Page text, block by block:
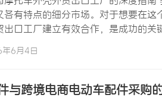
各有特点的细分市场。对于想要在
出口工厂建立有效合作，是成功的
球范围内，摩托车和电动车骑行已经
6月4日
与跨境电商电动车配件采购